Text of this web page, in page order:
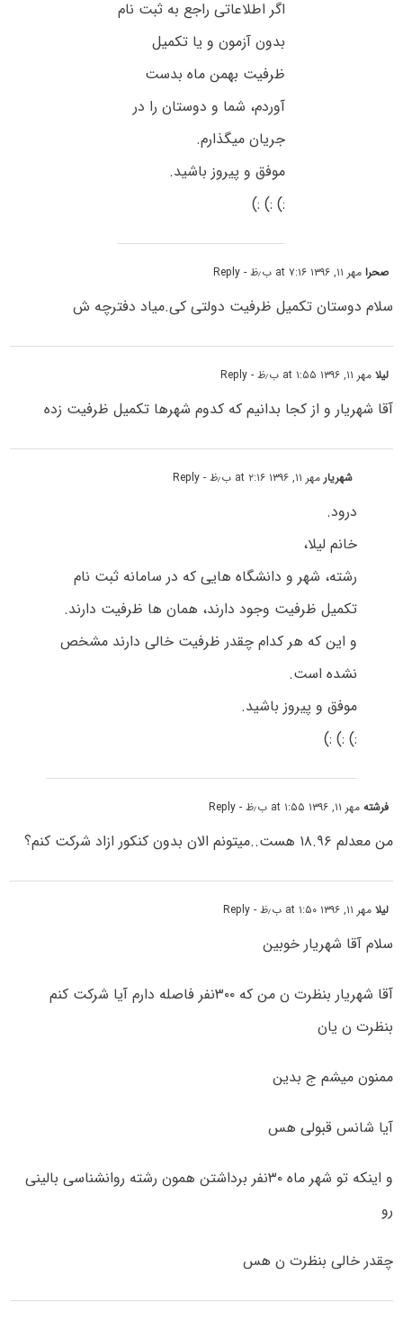
اگر اطلاعاتی راجع به ثبت نام
بدون آزمون و یا تکمیل
ظرفیت بهمن ماه بدست
آوردم، شما و دوستان را در
جریان میگذارم.
موفق و پیروز باشید.
:) :) :)
صحرامهر ۱۱, ۱۳۹۶ at ۷:۱۶ ب٫ظ - Reply
سلام دوستان تکمیل ظرفیت دولتی کی.میاد دفترچه ش
لیلامهر ۱۱, ۱۳۹۶ at ۱:۵۵ ب٫ظ - Reply
آقا شهریار و از کجا بدانیم که کدوم شهرها تکمیل ظرفیت زده
شهریارمهر ۱۱, ۱۳۹۶ at ۲:۱۶ ب٫ظ - Reply
درود.
خانم لیلا،
رشته، شهر و دانشگاه هایی که در سامانه ثبت نام
تکمیل ظرفیت وجود دارند، همان ها ظرفیت دارند.
و این که هر کدام چقدر ظرفیت خالی دارند مشخص
نشده است.
موفق و پیروز باشید.
:) :) :)
فرشتهمهر ۱۱, ۱۳۹۶ at ۱:۵۵ ب٫ظ - Reply
من معدلم ۱۸.۹۶ هست..میتونم الان بدون کنکور ازاد شرکت کنم؟
لیلامهر ۱۱, ۱۳۹۶ at ۱:۵۰ ب٫ظ - Reply
سلام آقا شهریار خوبین
آقا شهریار بنظرت ن من که ۳۰۰نفر فاصله دارم آیا شرکت کنم
بنظرت ن یان
ممنون میشم ج بدین
آیا شانس قبولی هس
و اینکه تو شهر ماه ۳۰نفر برداشتن همون رشته روانشناسی بالینی
رو
چقدر خالی بنظرت ن هس